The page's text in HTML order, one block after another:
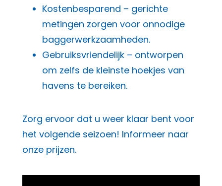
Kostenbesparend – gerichte
metingen zorgen voor onnodige
baggerwerkzaamheden.
Gebruiksvriendelijk – ontworpen
om zelfs de kleinste hoekjes van
havens te bereiken.
Zorg ervoor dat u weer klaar bent voor
het volgende seizoen! Informeer naar
onze prijzen.